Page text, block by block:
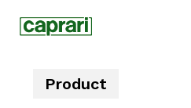
Product